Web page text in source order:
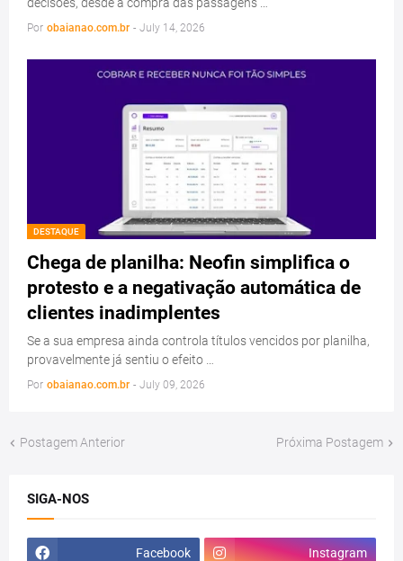
decisões, desde a compra das passagens …
Por obaianao.com.br - July 14, 2026
DESTAQUE
Chega de planilha: Neofin simplifica o
protesto e a negativação automática de
clientes inadimplentes
Se a sua empresa ainda controla títulos vencidos por planilha,
provavelmente já sentiu o efeito …
Por obaianao.com.br - July 09, 2026
Postagem Anterior Próxima Postagem
SIGA-NOS
Facebook Instagram